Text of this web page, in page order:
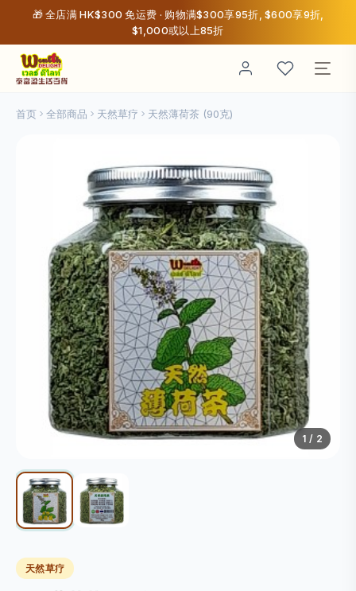
🎁 全店满 HK$300 免运费 · 购物满$300享95折, $600享9折,
$1,000或以上85折
首页 全部商品 天然草疗 天然薄荷茶 (90克)
1 / 2
天然草疗